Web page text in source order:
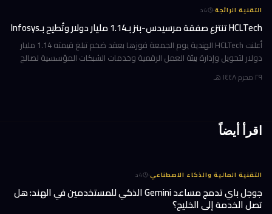
التقنية الرائجة·
4د
HCLTech تنتزع صفقة مرسيدس-بنز بـ1.14 مليار دولار وتُطيح بـInfosys
أعلنت HCLTech الهندية يوم الجمعة فوزها بعقد ضخم تبلغ قيمته 1.14 مليار
دولار لتحويل وإدارة بيئة العمل الرقمية وخدمات الشبكات المؤسسية لصالح
٢٩ محرم ١٤٤٨ هـ
اقرأ أيضاً
التقنية المالية والذكاء الاصطناعي·
4د
جوجل باي تدمج مساعد Gemini الذكي للمستخدمين في الهند: هل
تصل الخدمة إلى الخليج؟